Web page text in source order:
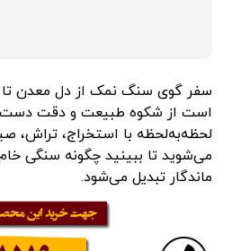
سفر گوی سنگ نمک از دل معدن تا
است از شکوه طبیعت و دقت دست
لحظه‌به‌لحظه با استخراج، تراش،
می‌شوید تا ببینید چگونه سنگی
ماندگار تبدیل می‌شود.